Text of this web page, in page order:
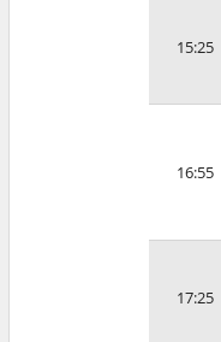
15:25
16:55
17:25